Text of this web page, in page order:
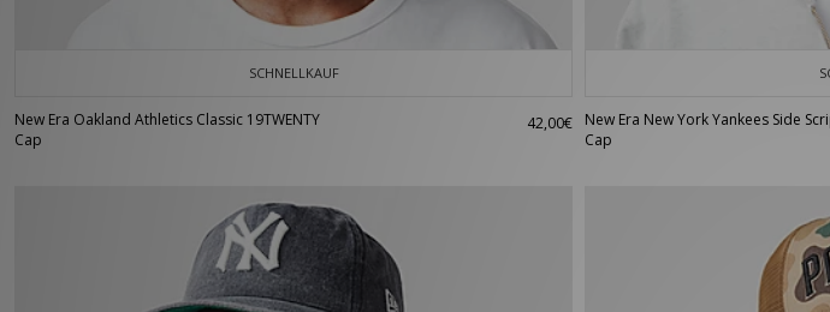
SCHNELLKAUF
New Era Oakland Athletics Classic 19TWENTY
Cap
42,00€
New Era New York Yankees Side
Cap